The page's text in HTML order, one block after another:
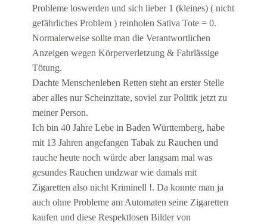
Probleme loswerden und sich lieber 1 (kleines) ( nicht
gefährliches Problem ) reinholen Sativa Tote = 0.
Normalerweise sollte man die Verantwortlichen
Anzeigen wegen Körperverletzung & Fahrlässige
Tötung.
Dachte Menschenleben Retten steht an erster Stelle
aber alles nur Scheinzitate, soviel zur Politik jetzt zu
meiner Person.
Ich bin 40 Jahre Lebe in Baden Württemberg, habe
mit 13 Jahren angefangen Tabak zu Rauchen und
rauche heute noch würde aber langsam mal was
gesundes Rauchen undzwar wie damals mit
Zigaretten also nicht Kriminell !. Da konnte man ja
auch ohne Probleme am Automaten seine Zigaretten
kaufen und diese Respektlosen Bilder von